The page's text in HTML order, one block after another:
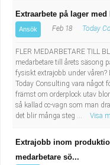
Extraarbete på lager
Ansök Feb 18 Today
FLER MEDARBETARE TILL
medarbetare till årets säsong
fysiskt extrajobb under
Today Consulting vara något
främst om orderplock utav
så kallad cc-vagn som man
det blir många steg ...
Visa
Extrajobb inom
medarbetare sö...